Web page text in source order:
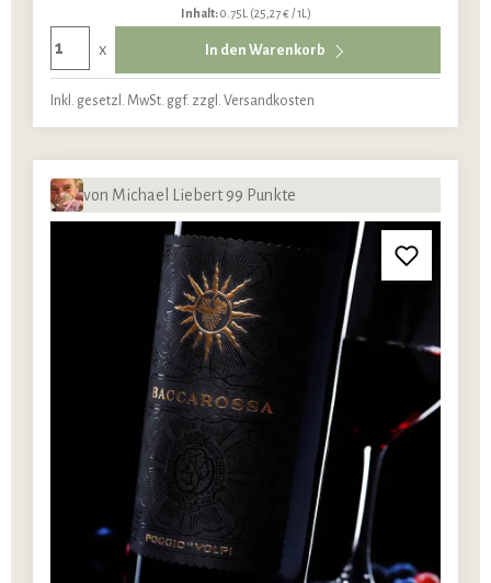
Inhalt:0.75L (25,27 € / 1L)
x In den Warenkorb
Inkl. gesetzl. MwSt. ggf. zzgl. Versandkosten
von Michael Liebert 99 Punkte